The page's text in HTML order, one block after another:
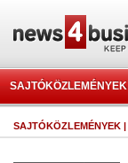
SAJTÓKÖZLEMÉNYEK
SAJTÓKÖZLEMÉNYEK |